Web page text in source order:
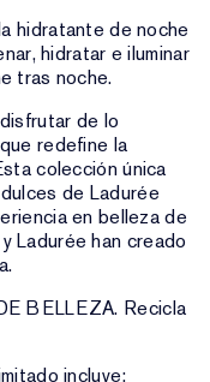
hidratante de noche
hidratar e iluminar
tras noche.
de lo
redefine la
colección única
de Ladurée
en belleza de
Ladurée han creado
BELLEZA. Recicla
incluye: